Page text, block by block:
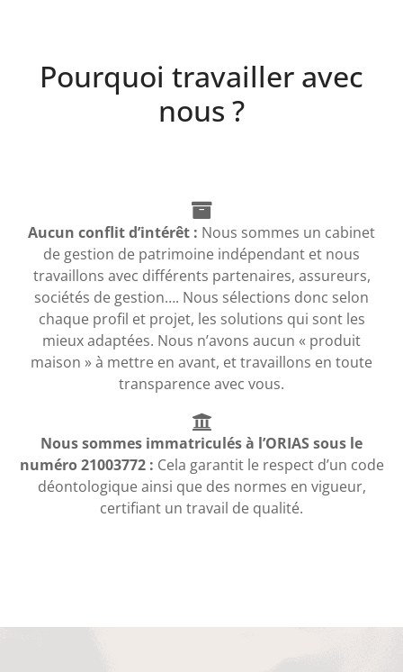
Pourquoi travailler avec
nous ?
Aucun conflit d’intérêt : Nous sommes un cabinet
de gestion de patrimoine indépendant et nous
travaillons avec différents partenaires, assureurs,
sociétés de gestion…. Nous sélections donc selon
chaque profil et projet, les solutions qui sont les
mieux adaptées. Nous n’avons aucun « produit
maison » à mettre en avant, et travaillons en toute
transparence avec vous.
Nous sommes immatriculés à l’ORIAS sous le
numéro 21003772 : Cela garantit le respect d’un code
déontologique ainsi que des normes en vigueur,
certifiant un travail de qualité.